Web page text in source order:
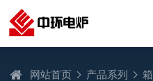
网站首页 产品系列